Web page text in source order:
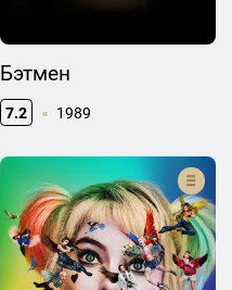
Бэтмен
7.2 1989